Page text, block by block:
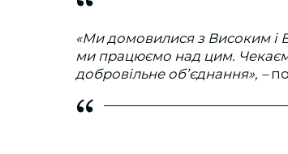
«Ми домовилися з Високим і
ми працюємо над цим.
добровільне об’єднання», –